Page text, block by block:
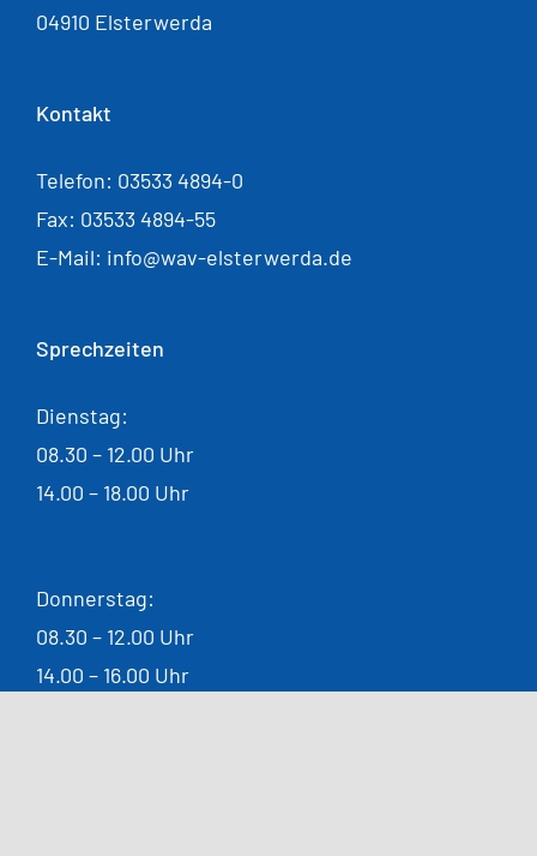
04910 Elsterwerda
Kontakt
Telefon: 03533 4894-0
Fax: 03533 4894-55
E-Mail: info@wav-elsterwerda.de
Sprechzeiten
Dienstag:
08.30 – 12.00 Uhr
14.00 – 18.00 Uhr
Donnerstag:
08.30 – 12.00 Uhr
14.00 – 16.00 Uhr